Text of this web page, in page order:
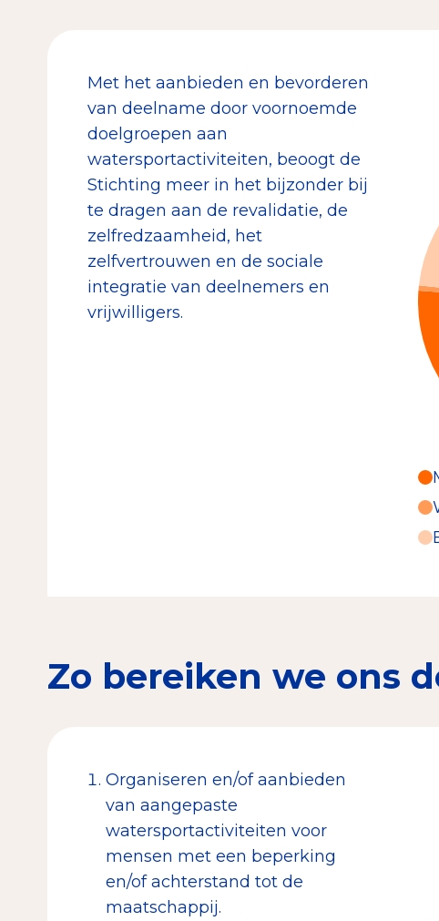
Met het aanbieden en bevorderen
van deelname door voornoemde
doelgroepen aan
watersportactiviteiten, beoogt de
Stichting meer in het bijzonder bij
te dragen aan de revalidatie, de
zelfredzaamheid, het
zelfvertrouwen en de sociale
integratie van deelnemers en
vrijwilligers.
Zo bereiken we ons
Organiseren en/of aanbieden
van aangepaste
watersportactiviteiten voor
mensen met een beperking
en/of achterstand tot de
maatschappij.